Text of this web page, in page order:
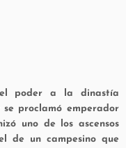
poder a la dinastía
se proclamó emperador
uno de los ascensos
de un campesino que